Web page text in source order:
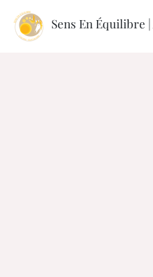
Sens En Équilibre |